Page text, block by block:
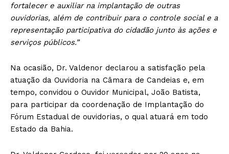
fortalecer e auxiliar na implantação de outras
ouvidorias, além de contribuir para o controle social e a
representação participativa do cidadão junto às ações e
serviços públicos.”
Na ocasião, Dr. Valdenor declarou a satisfação pela
atuação da Ouvidoria na Câmara de Candeias e, em
tempo, convidou o Ouvidor Municipal, João Batista,
para participar da coordenação de Implantação do
Fórum Estadual de ouvidorias, o qual atuará em todo
Estado da Bahia.